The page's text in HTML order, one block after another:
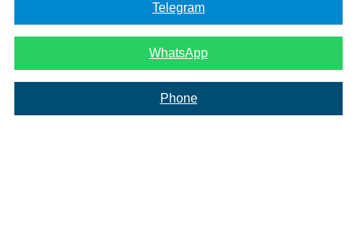
Telegram
WhatsApp
Phone